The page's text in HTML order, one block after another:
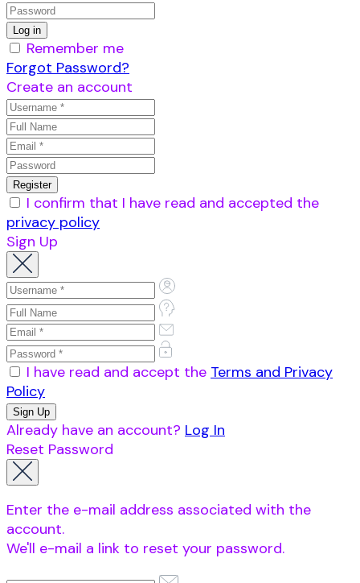
Remember me
Forgot Password?
Create an account
I confirm that I have read and accepted the
privacy policy
Sign Up
I have read and accept the Terms and Privacy
Policy
Already have an account? Log In
Reset Password
Enter the e-mail address associated with the
account.
We'll e-mail a link to reset your password.